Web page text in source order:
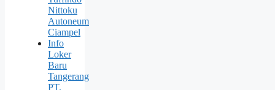
Nittoku
Autoneum
Ciampel
Info
Loker
Baru
Tangerang
PT.